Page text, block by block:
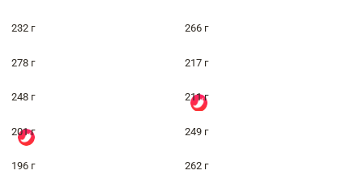
232 г 266 г
278 г 217 г
248 г 211 г
201 г 249 г
196 г 262 г